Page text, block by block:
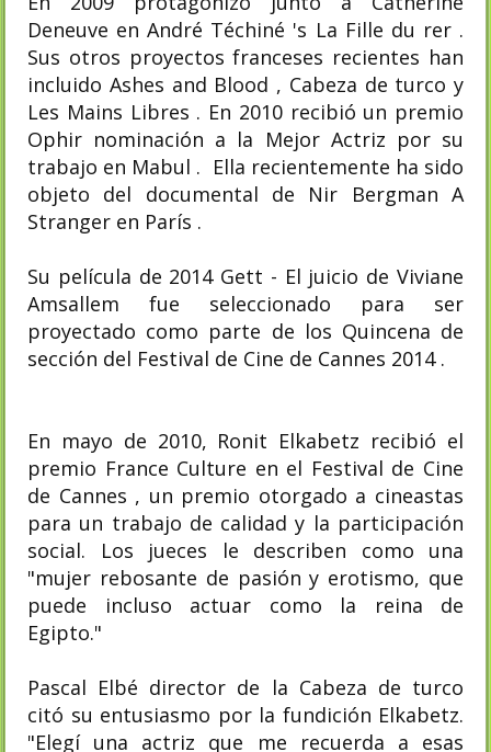
Deneuve en André Téchiné 's La Fille du rer .
Sus otros proyectos franceses recientes han
incluido Ashes and Blood , Cabeza de turco y
Les Mains Libres . En 2010 recibió un premio
Ophir nominación a la Mejor Actriz por su
trabajo en Mabul . Ella recientemente ha sido
objeto del documental de Nir Bergman A
Stranger en París .
Su película de 2014 Gett - El juicio de Viviane
Amsallem fue seleccionado para ser
proyectado como parte de los Quincena de
sección del Festival de Cine de Cannes 2014 .
En mayo de 2010, Ronit Elkabetz recibió el
premio France Culture en el Festival de Cine
de Cannes , un premio otorgado a cineastas
para un trabajo de calidad y la participación
social. Los jueces le describen como una
"mujer rebosante de pasión y erotismo, que
puede incluso actuar como la reina de
Egipto."
Pascal Elbé director de la Cabeza de turco
citó su entusiasmo por la fundición Elkabetz.
"Elegí una actriz que me recuerda a esas